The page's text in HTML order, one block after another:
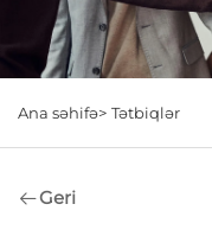
Ana səhifə> Tətbiqlər
Geri